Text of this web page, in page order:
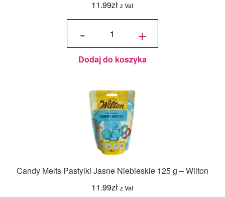
11.99zł z Vat
-
ilość
Pastylki
Czysta
Biel
125 g -
Wilton
+
Dodaj do koszyka
Candy Melts Pastylki Jasne Niebieskie 125 g – Wilton
11.99zł z Vat